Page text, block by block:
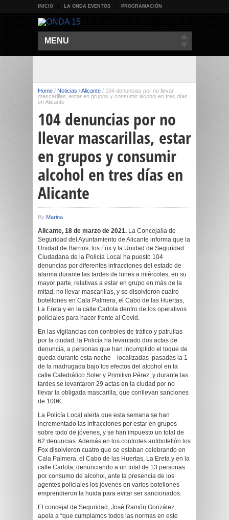
INICIO LA ONDA EVENTOS PROGRAMACIÓN
MENU
Home / Noticias /Alicante / 104 denuncias por no llevar
mascarillas, estar en grupos y consumir alcohol en tres días
en Alicante
104 denuncias por no
llevar mascarillas, estar
en grupos y consumir
alcohol en tres días en
Alicante
By Marina
Alicante, 18 de marzo de 2021. La Concejalía de
Seguridad del Ayuntamiento de Alicante informa que la
Unidad de Barrios, los Fox y la Unidad de Seguridad
Ciudadana de la Policía Local ha puesto 104
denuncias por diferentes infracciones del estado de
alarma durante las tardes de lunes a miércoles, en su
mayor parte, relativas a estar en grupo en más de la
mitad, no llevar mascarillas, y se disolvieron cuatro
botellones en Cala Palmera, el Cabo de las Huertas,
La Ereta y en la calle Carlota dentro de los operativos
policiales para hacer frente al Covid.
En las vigilancias con controles de tráfico y patrullas
por la ciudad, la Policía ha levantado dos actas de
denuncia, a personas que han incumplido el toque de
queda durante esta noche localizadas pasadas la 1
de la madrugada bajo los efectos del alcohol en la
calle Catedrático Soler y Primitivo Pérez, y durante las
tardes se levantaron 29 actas en la ciudad por no
llevar la obligada mascarilla, que conllevan sanciones
de 100€.
La Policía Local alerta que esta semana se han
incrementado las infracciones por estar en grupos
sobre todo de jóvenes, y se han impuesto un total de
62 denuncias. Además en los controles antibotellón los
Fox disolvieron cuatro que se estaban celebrando en
Cala Palmera, el Cabo de las Huertas, La Ereta y en la
calle Carlota, denunciando a un total de 13 personas
por consumo de alcohol, ante la presencia de los
agentes policiales los jóvenes en varios botellones
emprendieron la huida para evitar ser sancionados.
El concejal de Seguridad, José Ramón González,
apela a “que cumplamos todos las normas en este